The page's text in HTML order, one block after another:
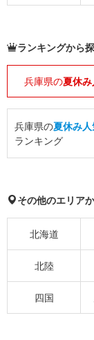
ランキングから
兵庫県の夏休み
兵庫県の夏休み
ランキング
その他のエリア
北海道
北陸
四国